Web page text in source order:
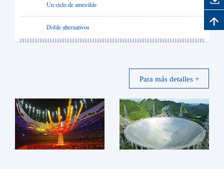
Un ciclo de amovible
Doble alternativos
Para más detalles +